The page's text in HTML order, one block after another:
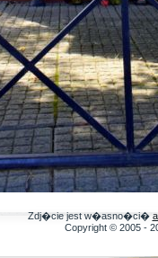
Zdj�cie jest w�asno�ci�
Copyright © 2005 -